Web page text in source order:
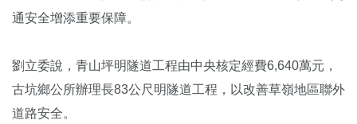
通安全增添重要保障。
劉立委說，青山坪明隧道工程由中央核定經費6,640萬元，
古坑鄉公所辦理長83公尺明隧道工程，以改善草嶺地區聯外
道路安全。